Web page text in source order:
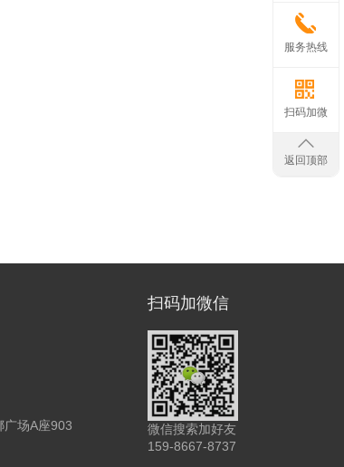
广场A座903
扫码加微信
微信搜索加好友
159-8667-8737
服务热线
扫码加微
返回顶部